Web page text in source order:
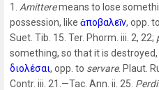
1. Amitteremeans to lose
possession, likeἀποβαλεῖν, opp. to
Suet. Tib. 15. Ter. Phorm. iii. 2, 22;
something, so that it is
διολέσαι, opp. to servare. Plaut.
Contr. iii. 21.—Tac. Ann. ii. 25.